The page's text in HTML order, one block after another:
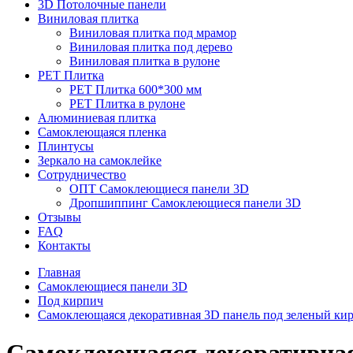
3D Потолочные панели
Виниловая плитка
Виниловая плитка под мрамор
Виниловая плитка под дерево
Виниловая плитка в рулоне
PET Плитка
PET Плитка 600*300 мм
PET Плитка в рулоне
Алюминиевая плитка
Самоклеющаяся пленка
Плинтусы
Зеркало на самоклейке
Сотрудничество
ОПТ Самоклеющиеся панели 3D
Дропшиппинг Самоклеющиеся панели 3D
Отзывы
FAQ
Контакты
Главная
Самоклеющиеся панели 3D
Под кирпич
Самоклеющаяся декоративная 3D панель под зеленый